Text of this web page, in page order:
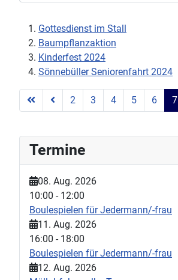
Gottesdienst im Stall
Baumpflanzaktion
Kinderfest 2024
Sönnebüller Seniorenfahrt 2024
2 3 4 5 6 7
Termine
08. Aug. 2026
10:00 - 12:00
Boulespielen für Jedermann/-frau
11. Aug. 2026
16:00 - 18:00
Boulespielen für Jedermann/-frau
12. Aug. 2026